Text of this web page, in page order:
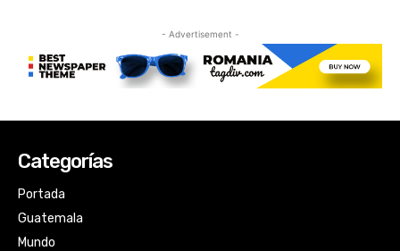
Categorías
Portada
Guatemala
Mundo